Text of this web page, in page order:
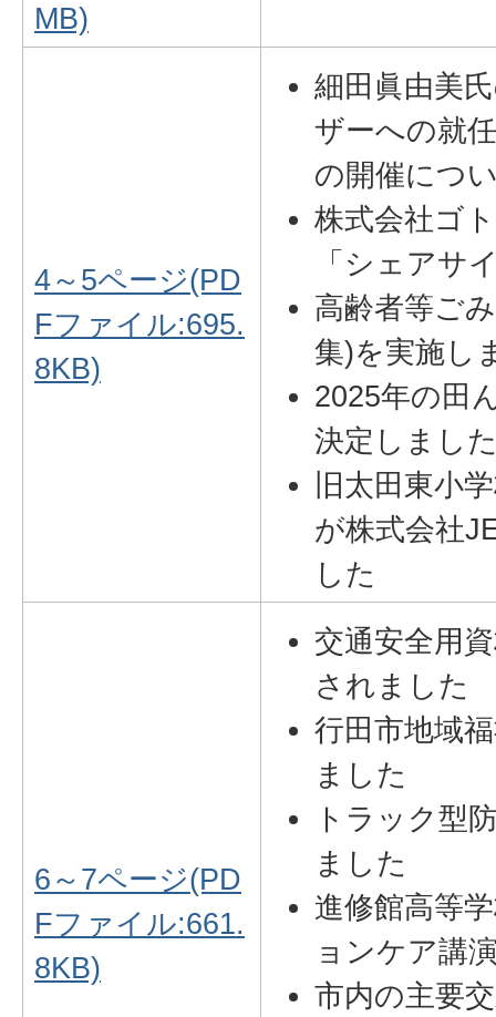
MB)
4～5ページ(PD
Fファイル:695.
8KB)
細田眞由美
ザーへの就
の開催につ
株式会社ゴ
「シェアサ
高齢者等ご
集)を実施し
2025年の田
決定しまし
旧太田東小
が株式会社
した
6～7ページ(PD
Fファイル:661.
8KB)
交通安全用
されました
行田市地域
ました
トラック型
ました
進修館高等
ョンケア講
市内の主要